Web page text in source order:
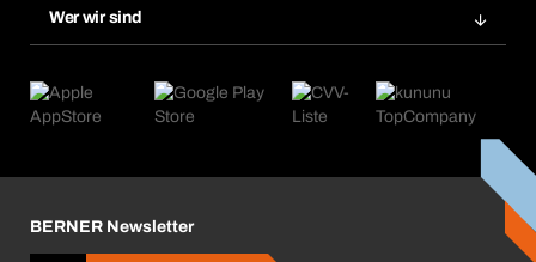
Abo-Funktion
Chemical Safety Management
eProcurement
Produktfinder
Kataloge & Broschüren
Wer wir sind
Was uns antreibt
Presse
BERNER Newsletter